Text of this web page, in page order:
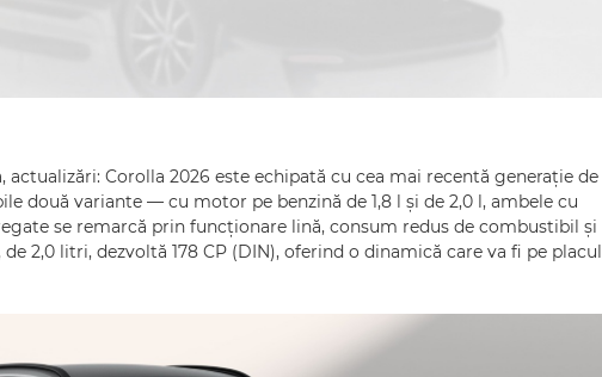
actualizări: Corolla 2026 este echipată cu cea mai recentă generație de
două variante — cu motor pe benzină de 1,8 l și de 2,0 l, ambele cu
se remarcă prin funcționare lină, consum redus de combustibil și
2,0 litri, dezvoltă 178 CP (DIN), oferind o dinamică care va fi pe placul